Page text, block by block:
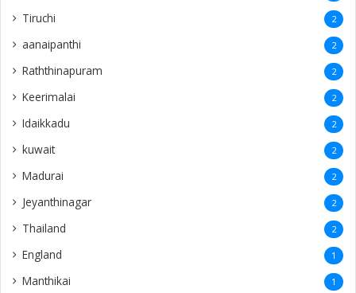
Tiruchi 2
aanaipanthi 2
Raththinapuram 2
Keerimalai 2
Idaikkadu 2
kuwait 2
Madurai 2
Jeyanthinagar 2
Thailand 2
England 1
Manthikai 1